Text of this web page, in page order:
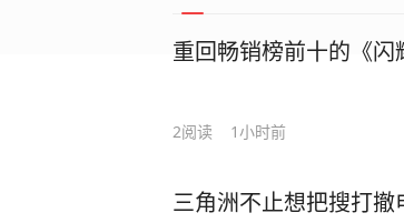
重回畅销榜前十的《
2阅读 1小时前
三角洲不止想把搜打